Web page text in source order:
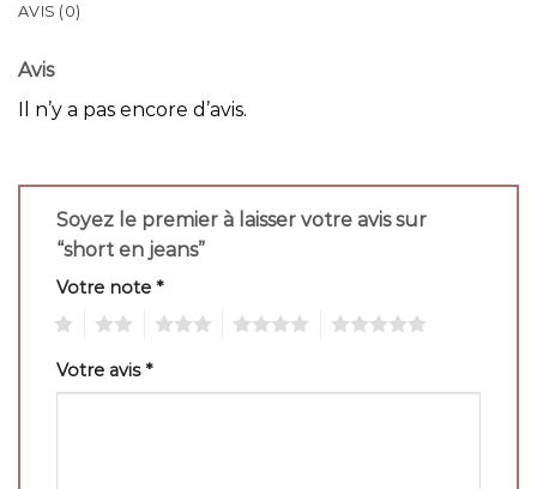
AVIS (0)
Avis
Il n’y a pas encore d’avis.
Soyez le premier à laisser votre avis sur
“short en jeans”
Votre note *
Votre avis*